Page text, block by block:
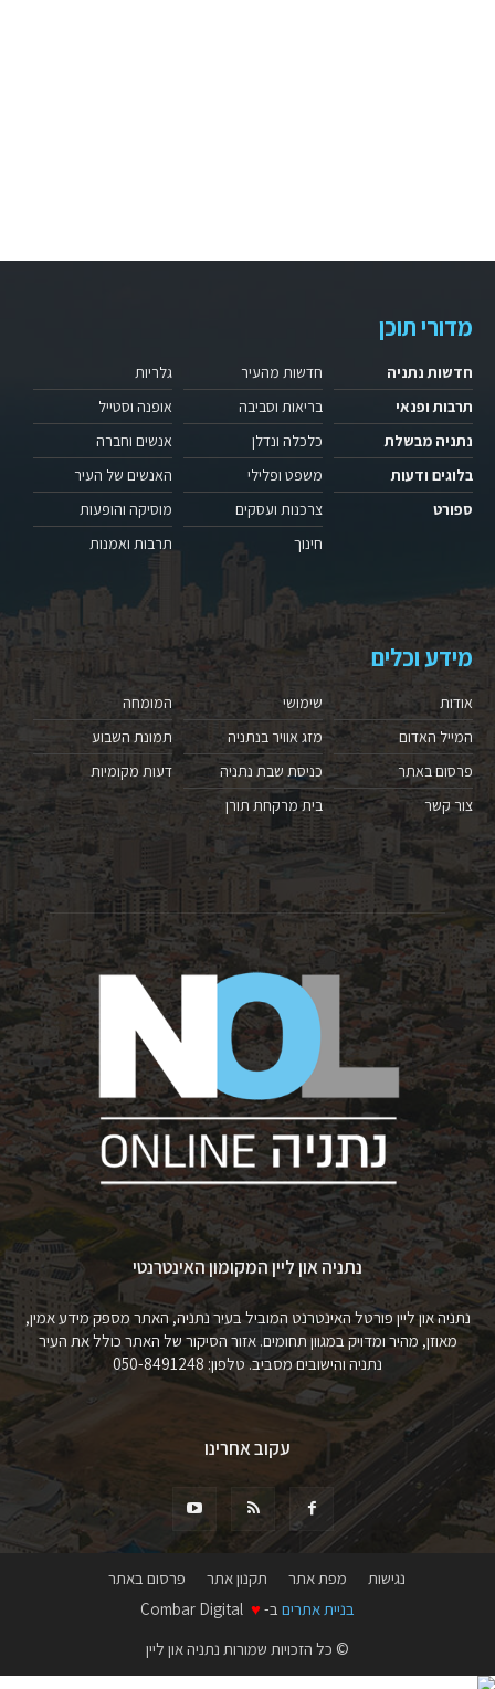
מדורי תוכן
חדשות נתניה
תרבות ופנאי
נתניה מבשלת
בלוגים ודעות
ספורט
חדשות מהעיר
בריאות וסביבה
כלכלה ונדלן
משפט ופלילי
צרכנות ועסקים
חינוך
גלריות
אופנה וסטייל
אנשים וחברה
האנשים של העיר
מוסיקה והופעות
תרבות ואמנות
מידע וכלים
אודות
המייל האדום
פרסום באתר
צור קשר
שימושי
מזג אוויר בנתניה
כניסת שבת נתניה
בית מרקחת תורן
המומחה
תמונת השבוע
דעות מקומיות
נתניה און ליין המקומון האינטרנטי
נתניה און ליין פורטל האינטרנט המוביל בעיר נתניה, האתר מספק מידע אמין,
מאוזן, מהיר ומדויק במגוון תחומים. אזור הסיקור של האתר כולל את העיר
נתניה והישובים מסביב. טלפון: 050-8491248
עקוב אחרינו
נגישות מפת אתר תקנון אתר
פרסום באתר
בניית אתרים ב- ♥
© כל הזכויות שמורות נתניה און ליין